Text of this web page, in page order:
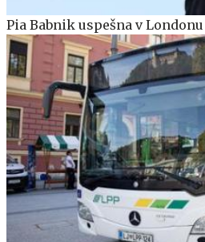
Pia Babnik uspešna v Londonu